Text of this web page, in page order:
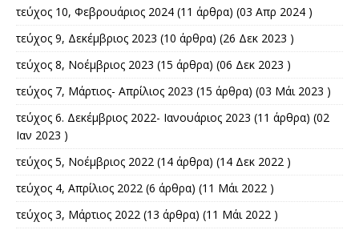
τεύχος 10, Φεβρουάριος 2024 (11 άρθρα) (03 Απρ 2024 )
τεύχος 9, Δεκέμβριος 2023 (10 άρθρα) (26 Δεκ 2023 )
τεύχος 8, Νοέμβριος 2023 (15 άρθρα) (06 Δεκ 2023 )
τεύχος 7, Μάρτιος- Απρίλιος 2023 (15 άρθρα) (03 Μάι 2023 )
τεύχος 6. Δεκέμβριος 2022- Ιανουάριος 2023 (11 άρθρα) (02
Ιαν 2023 )
τεύχος 5, Νοέμβριος 2022 (14 άρθρα) (14 Δεκ 2022 )
τεύχος 4, Απρίλιος 2022 (6 άρθρα) (11 Μάι 2022 )
τεύχος 3, Μάρτιος 2022 (13 άρθρα) (11 Μάι 2022 )